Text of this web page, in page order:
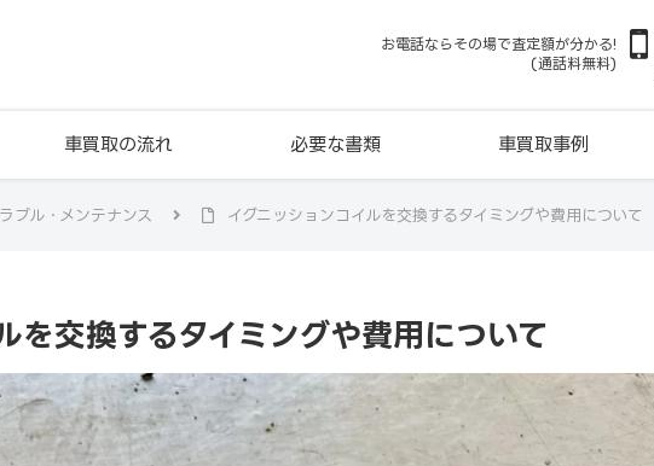
お電話ならその場で査定額が分かる!
(通話料無料)
車買取の流れ 必要な書類 車買取事例
ブル・メンテナンス イグニッションコイルを交換するタイミングや費用について
を交換するタイミングや費用について